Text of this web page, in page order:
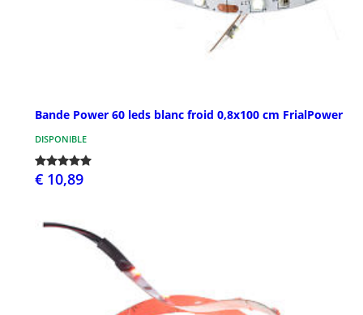
Bande Power 60 leds blanc froid 0,8x100 cm FrialPower
DISPONIBLE
€ 10,89